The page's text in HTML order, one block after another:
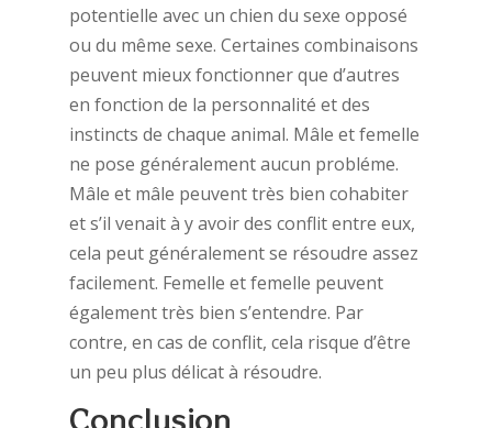
potentielle avec un chien du sexe opposé
ou du même sexe. Certaines combinaisons
peuvent mieux fonctionner que d’autres
en fonction de la personnalité et des
instincts de chaque animal. Mâle et femelle
ne pose généralement aucun probléme.
Mâle et mâle peuvent très bien cohabiter
et s’il venait à y avoir des conflit entre eux,
cela peut généralement se résoudre assez
facilement. Femelle et femelle peuvent
également très bien s’entendre. Par
contre, en cas de conflit, cela risque d’être
un peu plus délicat à résoudre.
Conclusion